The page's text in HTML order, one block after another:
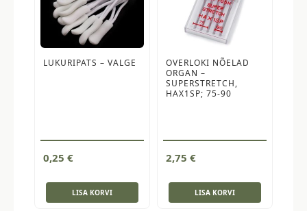
LUKURIPATS – VALGE
0,25 €
LISA KORVI
OVERLOKI NÕELAD
ORGAN –
SUPERSTRETCH,
HAX1SP; 75-90
2,75 €
LISA KORVI